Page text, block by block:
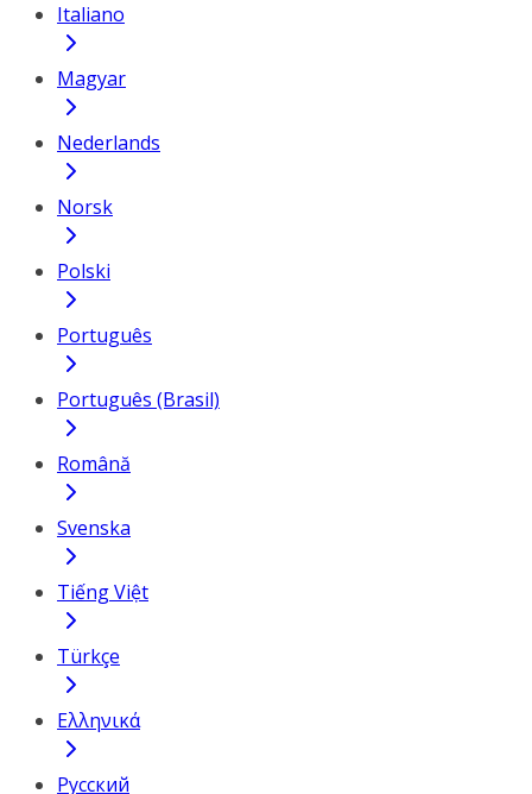
Italiano
Magyar
Nederlands
Norsk
Polski
Português
Português (Brasil)
Română
Svenska
Tiếng Việt
Türkçe
Ελληνικά
Русский